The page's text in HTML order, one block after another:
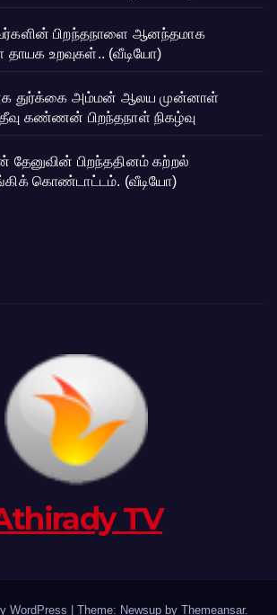
பிறந்தநாளை ஆனந்தமாக
உறவுகள்.. (வீடியோ)
துர்க்கை அம்மன் ஆலய முன்னாள்
கண்ணன் பிறந்தநாள் நிகழ்வு
தேனுவின் பிறந்ததினம் கற்றல்
கொண்டாட்டம். (வீடியோ)
TV
WordPress Theme: Newsup by Themeansar.